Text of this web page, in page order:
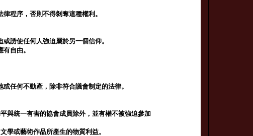
程序，否則不得剝奪這種權利。
誘使任何人強迫屬於另一個信仰。
自由。
任何不動產，除非符合議會制定的法律。
與統一有害的協會成員除外，並有權不被強迫參加
學或藝術作品所產生的物質利益。